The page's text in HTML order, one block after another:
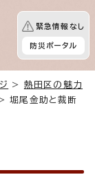
緊急情報なし
防災ポータル
> 熱田区の魅力
堀尾金助と裁断